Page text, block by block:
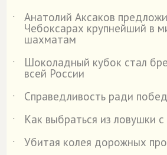
˙ Анатолий Аксаков
Чебоксарах крупнейший в
шахматам
˙
Шоколадный кубок стал
всей России
˙
Справедливость ради
˙
Как выбраться из ловушки
˙
Убитая колея дорожных